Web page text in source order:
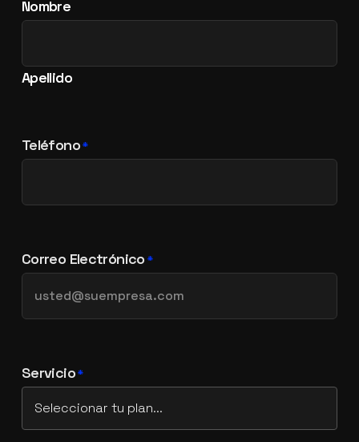
Nombre
Apellido
Teléfono*
Correo Electrónico *
Servicio*